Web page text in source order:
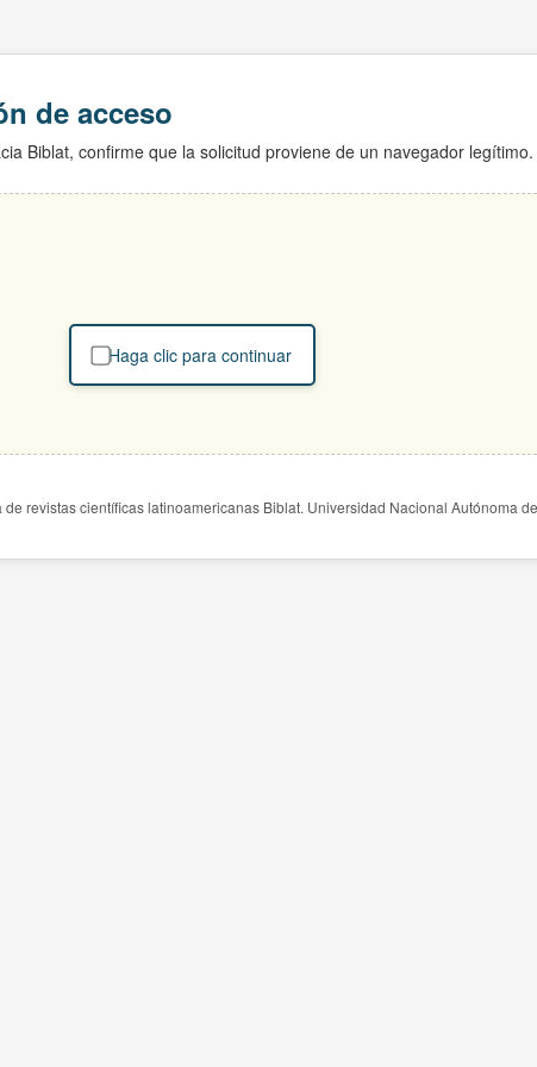
de acceso
Biblat, confirme que la solicitud proviene de un navegador legítimo.
Haga clic para continuar
de revistas científicas latinoamericanas Biblat. Universidad Nacional Autónoma